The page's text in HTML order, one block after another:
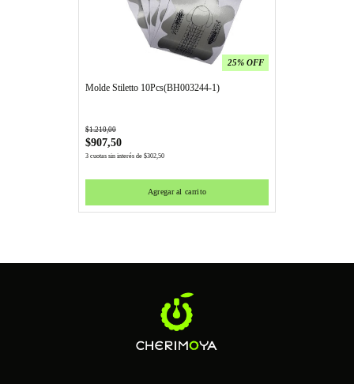
25% OFF
Molde Stiletto 10Pcs(BH003244-1)
$1.210,00
$907,50
3 cuotas sin interés de $302,50
Agregar al carrito